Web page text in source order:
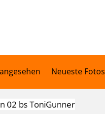
Neueste Fotos
02 bs ToniGunner